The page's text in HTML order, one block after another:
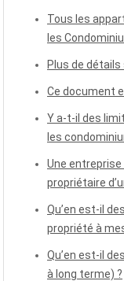
Tous les
les
Plus de détails
Ce document
Y a-t-il des
les
Une
propriétaire
Qu’en est-il
propriété à
Qu’en est-il
à long terme) ?